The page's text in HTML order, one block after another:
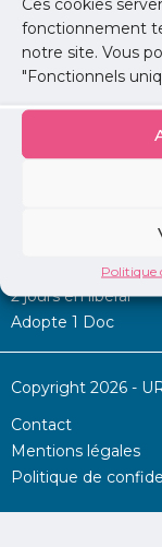
fonctionnement
notre site. Vous
"Fonctionnels
Politique
Permanence
2 jours en libéral
Adopte 1 Doc
Copyright 2026 -
Contact
Mentions légales
Politique de